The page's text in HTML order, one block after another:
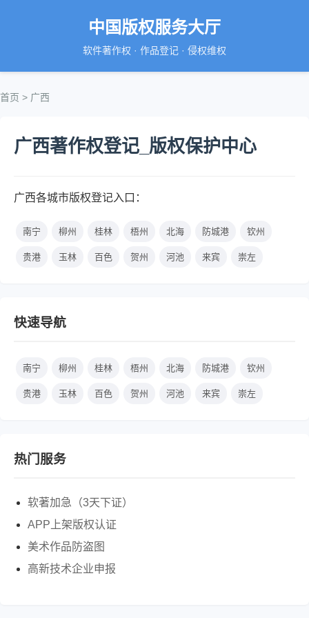
中国版权服务大厅
软件著作权 · 作品登记 · 侵权维权
首页 > 广西
广西著作权登记_版权保护中心
广西各城市版权登记入口：
南宁 柳州 桂林 梧州 北海 防城港 钦州
贵港 玉林 百色 贺州 河池 来宾 崇左
快速导航
南宁 柳州 桂林 梧州 北海 防城港 钦州
贵港 玉林 百色 贺州 河池 来宾 崇左
热门服务
软著加急（3天下证）
APP上架版权认证
美术作品防盗图
高新技术企业申报